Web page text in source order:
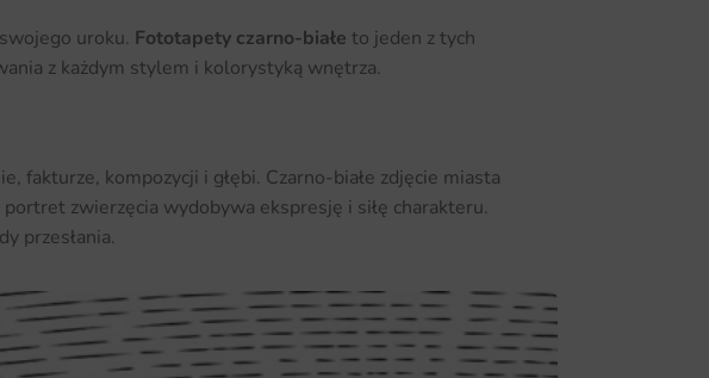
uroku. Fototapety czarno-białe to jeden z tych
z każdym stylem i kolorystyką wnętrza.
fakturze, kompozycji i głębi. Czarno-białe zdjęcie miasta
zwierzęcia wydobywa ekspresję i siłę charakteru.
przesłania.